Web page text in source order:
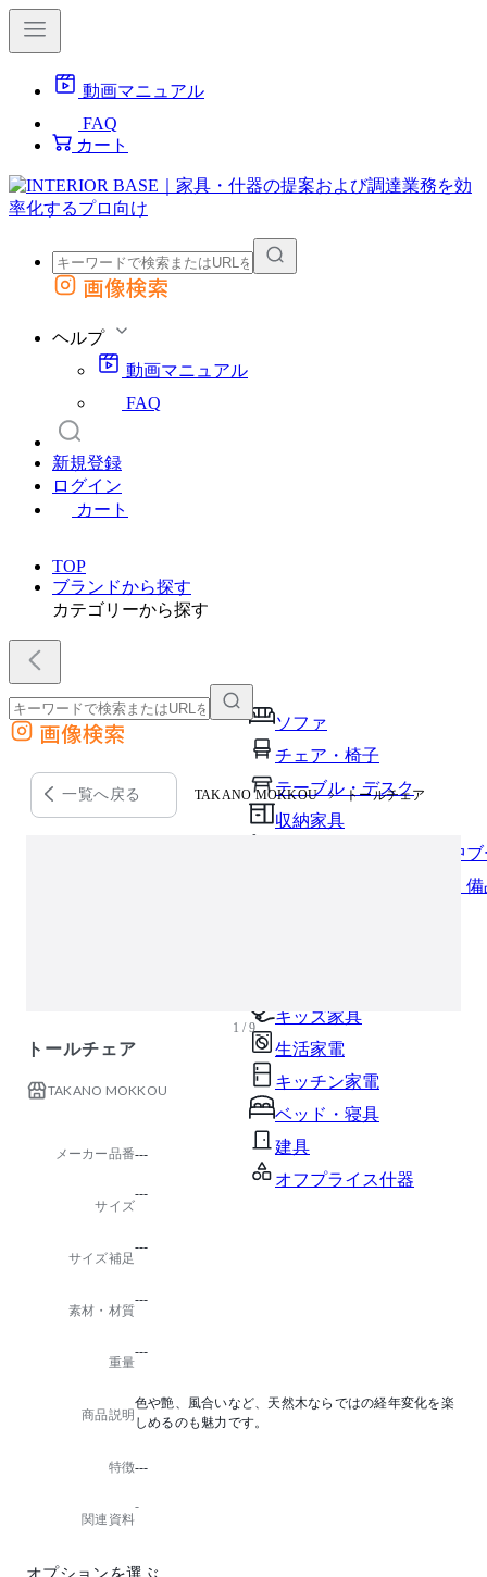
動画マニュアル
FAQ
カート
外部サイトの商品をカートに追加
画像検索
ヘルプ
動画マニュアル
FAQ
新規登録
ログイン
カート
TOP
ブランドから探す
カテゴリーから探す
ソファ
チェア・椅子
テーブル・デスク
収納家具
パーソナルブース・集中
オフィスアクセサリー・
キッズ家具
生活家電
キッチン家電
ベッド・寝具
建具
オフプライス什器
外部サイトの商品をカートに追加
他のサイトで見つけた商品ページのURLを貼り付けて、カートに追加できます
画像検索
一覧へ戻る TAKANO MOKKOU トールチェア
1 / 9
トールチェア
TAKANO MOKKOU
メーカー品番---
サイズ
---
サイズ補足
---
素材・材質
---
重量
---
商品説明
色や艶、風合いなど、天然木ならではの経年変化を楽
しめるのも魅力です。
特徴---
関連資料
-